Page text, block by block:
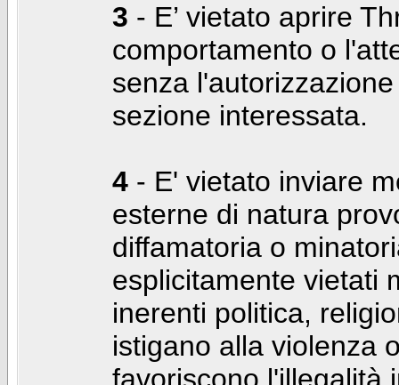
3 - E’ vietato aprire
comportamento o
senza
sezione interessata.
4 - E' vietato inviare
esterne di natura
diffamatoria o
esplicitamente vietati
inerenti politica,
istigano alla violenza